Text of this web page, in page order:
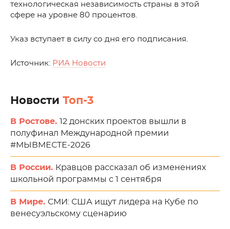
технологическая независимость страны в этой
сфере на уровне 80 процентов.
Указ вступает в силу со дня его подписания.
Источник: РИА Новости
Новости Топ-3
В Ростове. 12 донских проектов вышли в
полуфинал Международной премии
#МЫВМЕСТЕ-2026
В России. Кравцов рассказал об изменениях
школьной программы с 1 сентября
В Мире. СМИ: США ищут лидера на Кубе по
венесуэльскому сценарию